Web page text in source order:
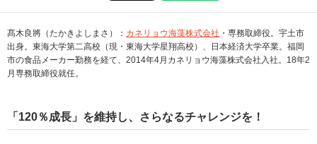
髙木良將（たかきよしまさ）： カネリョウ海藻株式会社 ・専務取締役。宇土市
出身。東海大学第二高校（現・東海大学星翔高校）、日本経済大学卒業。福岡
市の食品メーカー勤務を経て、2014年4月カネリョウ海藻株式会社入社。18年2
月専務取締役就任。
「120％成長」を維持し、さらなるチャレンジを！